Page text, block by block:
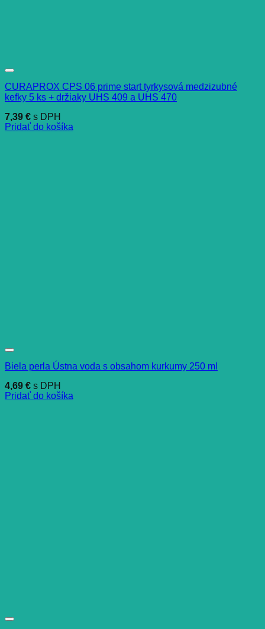
CURAPROX CPS 06 prime start tyrkysová medzizubné
kefky 5 ks + držiaky UHS 409 a UHS 470
7,39 € s DPH
Pridať do košíka
Biela perla Ústna voda s obsahom kurkumy 250 ml
4,69 € s DPH
Pridať do košíka